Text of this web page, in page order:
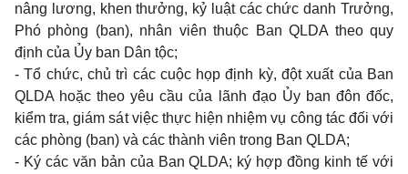
nâng lương, khen thưởng, kỷ luật các chức danh Trưởng,
Phó phòng (ban), nhân viên thuộc Ban QLDA theo quy
định của Ủy ban Dân tộc;
- Tổ chức, chủ trì các cuộc họpđịnh kỳ, đột xuất của Ban
QLDA hoặc theo yêu cầu của l ãnh đạo Ủy ban đôn đốc,
kiểm tra, giám sát việc thực hiện nhiệm vụ công tác đối với
các phòng (ban) và các thành viên trong Ban QLDA;
- Ký các văn bản của Ban QLDA; ký hợp đồng kinh tế với